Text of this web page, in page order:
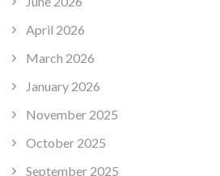
April 2026
March 2026
January 2026
November 2025
October 2025
September 2025